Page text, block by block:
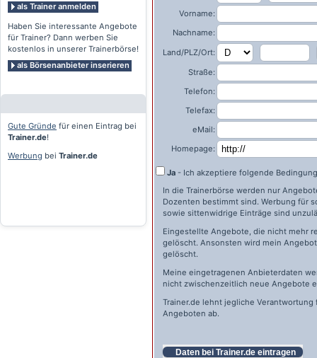
als Trainer anmelden
Haben Sie interessante Angebote
für Trainer? Dann werben Sie
kostenlos in unserer Trainerbörse!
als Börsenanbieter inserieren
Gute Gründe für einen Eintrag bei
Trainer.de!
Werbung bei Trainer.de
Vorname:
Nachname:
Land/PLZ/Ort:
Straße:
Telefon:
Telefax:
eMail:
Homepage:
Ja - Ich akzeptiere folgende
In die Trainerbörse werden nur
Dozenten bestimmt sind. Werbung für
sowie sittenwidrige Einträge sind
Eingestellte Angebote, die nicht mehr
gelöscht. Ansonsten wird mein
gelöscht.
Meine eingetragenen Anbieterdaten
nicht zwischenzeitlich neue Angebote
Trainer.de lehnt jegliche
Angeboten ab.
Daten bei Trainer.de eintragen